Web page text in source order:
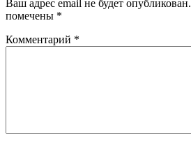
Ваш адрес email не будет опубликован.
помечены *
Комментарий *